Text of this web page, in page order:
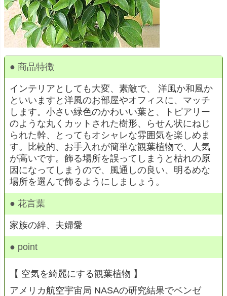
● 商品特徴
インテリアとしても大変、素敵で、 洋風か和風か
といいますと洋風のお部屋やオフィスに、マッチ
します。小さい緑色のかわいい葉と、トピアリー
のような丸くカットされた樹形、らせん状にねじ
られた幹、とってもオシャレな雰囲気を楽しめま
す。比較的、お手入れが簡単な観葉植物で、人気
が高いです。飾る場所を誤ってしまうと枯れの原
因になってしまうので、風通しの良い、明るめな
場所を選んで飾るようにしましょう。
● 花言葉
家族の絆、夫婦愛
● point
【 空気を綺麗にする観葉植物 】
アメリカ航空宇宙局 NASAの研究結果でベンゼ